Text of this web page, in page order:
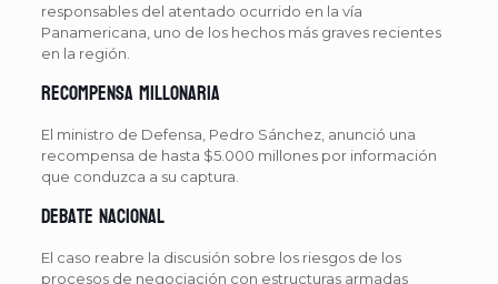
responsables del atentado ocurrido en la vía
Panamericana, uno de los hechos más graves recientes
en la región.
Recompensa millonaria
El ministro de Defensa, Pedro Sánchez, anunció una
recompensa de hasta $5.000 millones por información
que conduzca a su captura.
Debate nacional
El caso reabre la discusión sobre los riesgos de los
procesos de negociación con estructuras armadas